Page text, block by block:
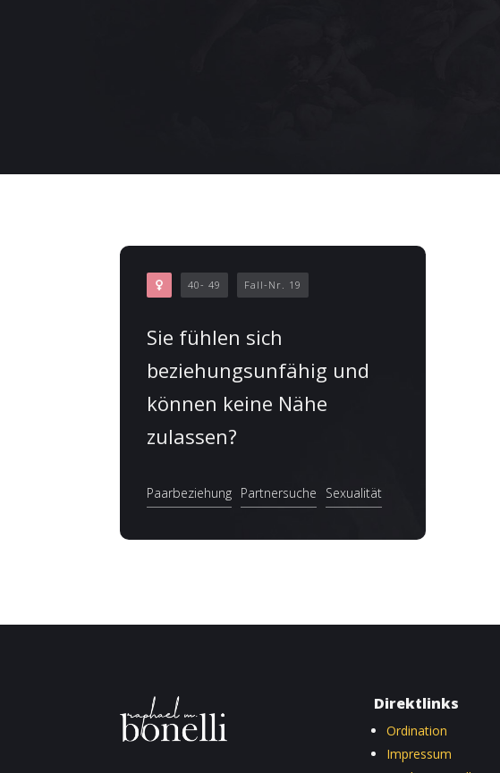
40- 49 Fall-Nr. 19
Sie fühlen sich
beziehungsunfähig und
können keine Nähe
zulassen?
Paarbeziehung Partnersuche Sexualität
Direktlinks
Ordination
Impressum